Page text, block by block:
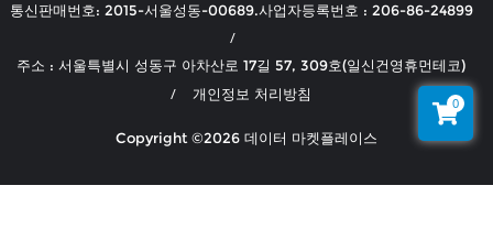
통신판매번호: 2015-서울성동-00689.사업자등록번호 : 206-86-24899
주소 : 서울특별시 성동구 아차산로 17길 57, 309호(일신건영휴먼테코)
개인정보 처리방침
Copyright ©2026 데이터 마켓플레이스
0